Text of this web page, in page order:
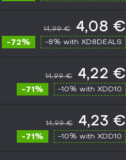
14,99 € 4,08 €
-72% -8% with XD8DEALS
14,99 € 4,22 €
-71% -10% with XDD10
14,99 € 4,23 €
-71% -10% with XDD10